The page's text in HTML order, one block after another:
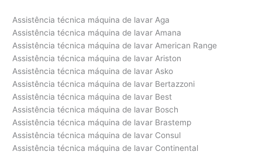
Assistência técnica máquina de lavar Aga
Assistência técnica máquina de lavar Amana
Assistência técnica máquina de lavar American Range
Assistência técnica máquina de lavar Ariston
Assistência técnica máquina de lavar Asko
Assistência técnica máquina de lavar Bertazzoni
Assistência técnica máquina de lavar Best
Assistência técnica máquina de lavar Bosch
Assistência técnica máquina de lavar Brastemp
Assistência técnica máquina de lavar Consul
Assistência técnica máquina de lavar Continental